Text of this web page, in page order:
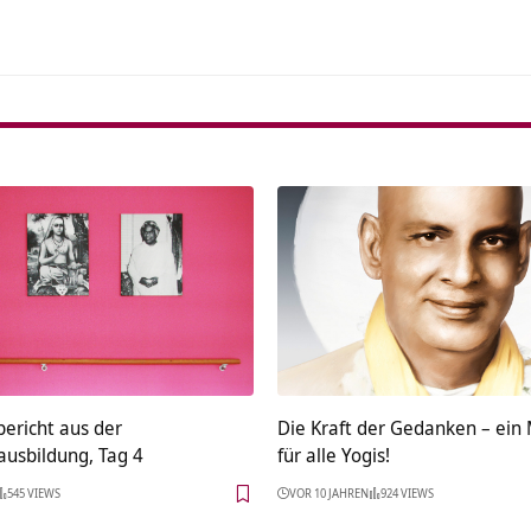
aus der
Tag 4
545 VIEWS
Die Kraft der Gedanken – ein
für alle Yogis!
VOR 10 JAHREN 924 VIEWS